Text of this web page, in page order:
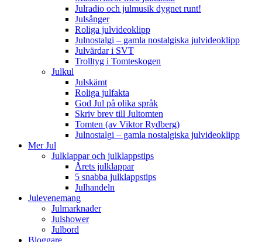
Julradio och julmusik dygnet runt!
Julsånger
Roliga julvideoklipp
Julnostalgi – gamla nostalgiska julvideoklipp
Julvärdar i SVT
Trolltyg i Tomteskogen
Julkul
Julskämt
Roliga julfakta
God Jul på olika språk
Skriv brev till Jultomten
Tomten (av Viktor Rydberg)
Julnostalgi – gamla nostalgiska julvideoklipp
Mer Jul
Julklappar och julklappstips
Årets julklappar
5 snabba julklappstips
Julhandeln
Julevenemang
Julmarknader
Julshower
Julbord
Bloggare